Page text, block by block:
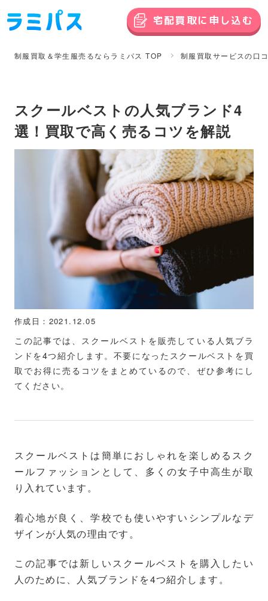
宅配買取に申し込む
制服買取＆学生服売るならラミパス TOP 制服買取サービスの口
スクールベストの人気ブランド4
選！買取で高く売るコツを解説
作成日：2021.12.05
この記事では、スクールベストを販売している人気ブラ
ンドを4つ紹介します。不要になったスクールベストを買
取でお得に売るコツをまとめているので、ぜひ参考にし
てください。
スクールベストは簡単におしゃれを楽しめるスク
ールファッションとして、多くの女子中高生が取
り入れています。
着心地が良く、学校でも使いやすいシンプルなデ
ザインが人気の理由です。
この記事では新しいスクールベストを購入したい
人のために、人気ブランドを4つ紹介します。